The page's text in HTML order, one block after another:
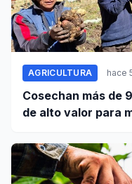
AGRICULTURA hace
Cosechan más de
de alto valor para